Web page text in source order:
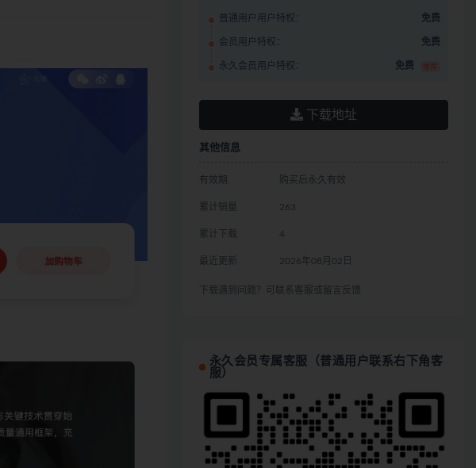
普通用户用户特权： 免费
会员用户特权： 免费
永久会员用户特权： 免费 推荐
下载地址
其他信息
有效期 购买后永久有效
累计销量 263
累计下载 4
最近更新 2026年08月02日
下载遇到问题？可联系客服或留言反馈
永久会员专属客服（普通用户联系右下角客
服）